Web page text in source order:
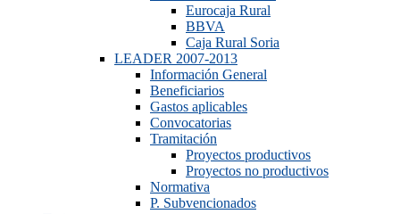
Eurocaja Rural
BBVA
Caja Rural Soria
LEADER 2007-2013
Información General
Beneficiarios
Gastos aplicables
Convocatorias
Tramitación
Proyectos productivos
Proyectos no productivos
Normativa
P. Subvencionados